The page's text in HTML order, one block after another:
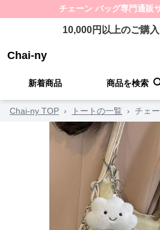
チェーン バッグ専門通販
10,000円以上のご購
Chai-ny
新着商品 商品を検索
Chai-ny TOP › トートの一覧 › チェ